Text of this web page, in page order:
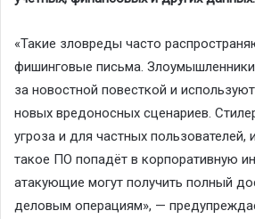
«Такие зловреды часто распространя
фишинговые письма. З
за новостной повесткой и
новых вредоносных сценариев.
угроза и для частных пользователей,
такое ПО попадёт в корпоративную
атакующие могут получить полный
деловым операциям», — предупрежда